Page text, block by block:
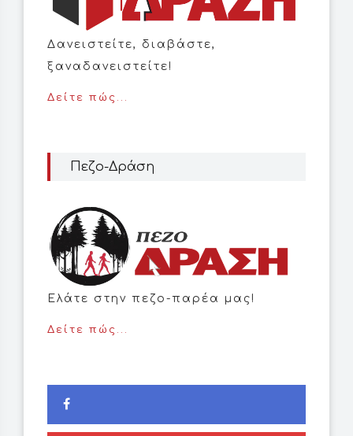
Δανειστείτε, διαβάστε,
ξαναδανειστείτε!
Δείτε πώς...
Πεζο-Δράση
Ελάτε στην πεζο-παρέα μας!
Δείτε πώς...